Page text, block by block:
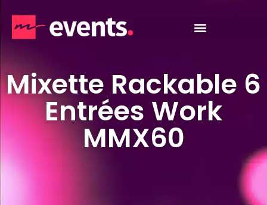
Mixette Rackable 6
Entrées Work
MMX60